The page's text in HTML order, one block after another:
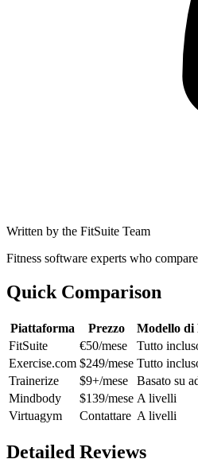
Written by the FitSuite Team
Fitness software experts who
Quick Comparison
Piattaforma Prezzo Modello di
FitSuite
€50/mese Tutto
Exercise.com $249/mese Tutto
Trainerize
$9+/mese Basato su
Mindbody
$139/mese A livelli
Virtuagym
Contattare A livelli
Detailed Reviews